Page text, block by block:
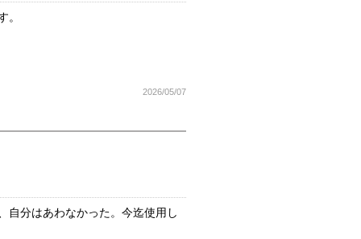
。
2026/05/07
自分はあわなかった。今迄使用し